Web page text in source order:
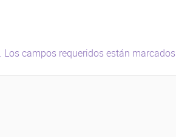
Los campos requeridos están marcados